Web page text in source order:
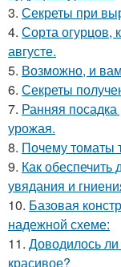
3. Секреты при
4. Сорта огурцов,
августе.
5. Возможно, и
6. Секреты
7. Ранняя посадка
урожая.
8. Почему томаты
9. Как обеспечить
увядания и
10. Базовая
надежной схеме:
11. Доводилось ли
красивое?